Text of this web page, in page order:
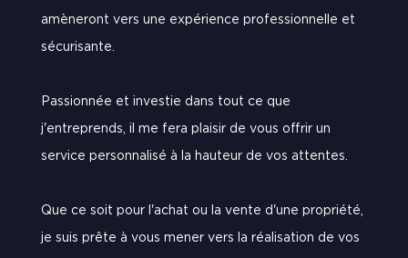
amèneront vers une expérience professionnelle et
sécurisante.
Passionnée et investie dans tout ce que
j'entreprends, il me fera plaisir de vous offrir un
service personnalisé à la hauteur de vos attentes.
Que ce soit pour l'achat ou la vente d'une propriété,
je suis prête à vous mener vers la réalisation de vos